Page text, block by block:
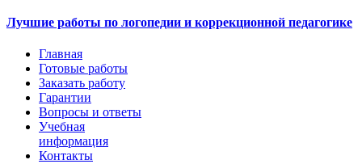
Лучшие работы по логопедии и коррекционной педагогике
Главная
Готовые работы
Заказать работу
Гарантии
Вопросы и ответы
Учебная
информация
Контакты